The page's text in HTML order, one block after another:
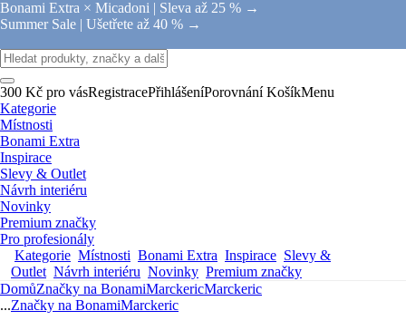
Bonami Extra × Micadoni | Sleva až 25 % →
Summer Sale | Ušetřete až 40 % →
300 Kč pro vásRegistracePřihlášeníPorovnání KošíkMenu
Kategorie
Místnosti
Bonami Extra
Inspirace
Slevy & Outlet
Návrh interiéru
Novinky
Premium značky
Pro profesionály
Kategorie Místnosti Bonami Extra Inspirace Slevy &
Outlet Návrh interiéru Novinky Premium značky
DomůZnačky na BonamiMarckericMarckeric
...Značky na BonamiMarckeric